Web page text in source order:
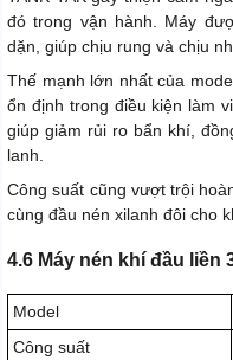
đó trong vận hành. Máy
dặn, giúp chịu rung và chịu
Thế mạnh lớn nhất của
ổn định trong điều kiện làm
giúp giảm rủi ro bẩn khí,
lanh.
Công suất cũng vượt trội
cùng đầu nén xilanh đôi cho
4.6 Máy nén khí đầu liền
Model
Công suất